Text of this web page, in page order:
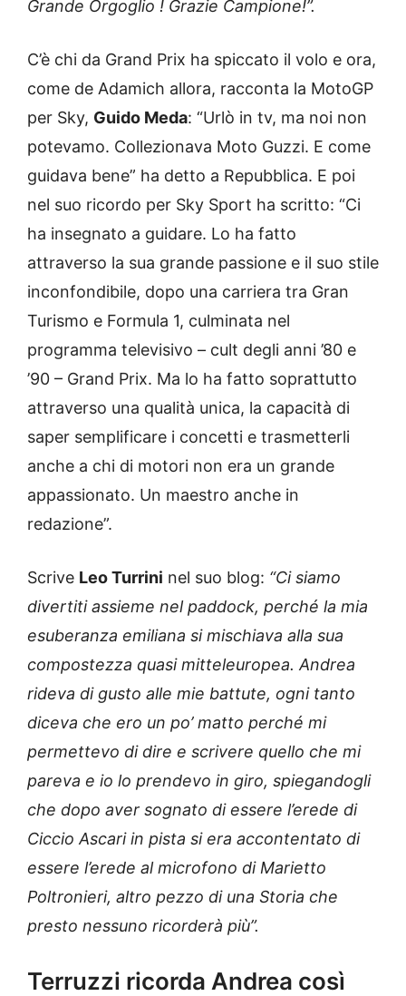
Grande Orgoglio ! Grazie Campione!”.
C’è chi da Grand Prix ha spiccato il volo e ora,
come de Adamich allora, racconta la MotoGP
per Sky, Guido Meda: “Urlò in tv, ma noi non
potevamo. Collezionava Moto Guzzi. E come
guidava bene” ha detto a Repubblica. E poi
nel suo ricordo per Sky Sport ha scritto: “Ci
ha insegnato a guidare. Lo ha fatto
attraverso la sua grande passione e il suo stile
inconfondibile, dopo una carriera tra Gran
Turismo e Formula 1, culminata nel
programma televisivo – cult degli anni ’80 e
’90 – Grand Prix. Ma lo ha fatto soprattutto
attraverso una qualità unica, la capacità di
saper semplificare i concetti e trasmetterli
anche a chi di motori non era un grande
appassionato. Un maestro anche in
redazione”.
Scrive Leo Turrini nel suo blog: “Ci siamo
divertiti assieme nel paddock, perché la mia
esuberanza emiliana si mischiava alla sua
compostezza quasi mitteleuropea. Andrea
rideva di gusto alle mie battute, ogni tanto
diceva che ero un po’ matto perché mi
permettevo di dire e scrivere quello che mi
pareva e io lo prendevo in giro, spiegandogli
che dopo aver sognato di essere l’erede di
Ciccio Ascari in pista si era accontentato di
essere l’erede al microfono di Marietto
Poltronieri, altro pezzo di una Storia che
presto nessuno ricorderà più”.
Terruzzi ricorda Andrea così